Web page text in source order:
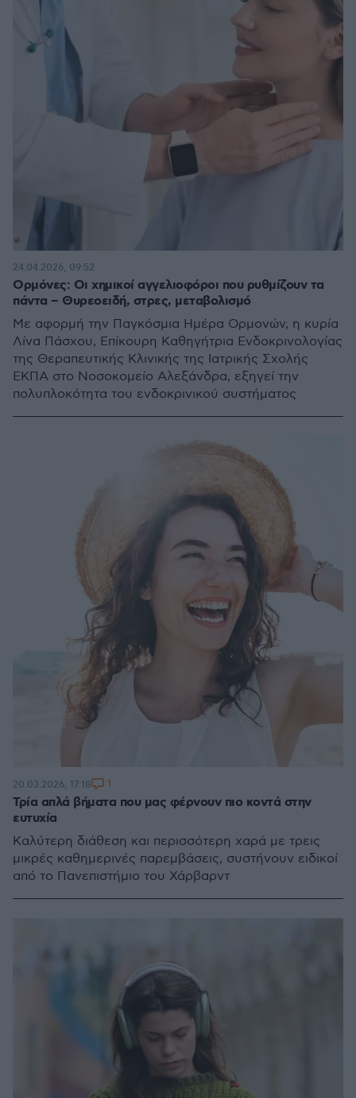
Ορμόνες: Οι χημικοί αγγελιοφόροι που ρυθμίζουν τα
πάντα – Θυρεοειδή, στρες, μεταβολισμό
Με αφορμή την Παγκόσμια Ημέρα Ορμονών, η κυρία
Λίνα Πάσχου, Επίκουρη Καθηγήτρια Ενδοκρινολογίας
της Θεραπευτικής Κλινικής της Ιατρικής Σχολής
ΕΚΠΑ στο Νοσοκομείο Αλεξάνδρα, εξηγεί την
πολυπλοκότητα του ενδοκρινικού συστήματος
24.04.2026, 09:52
Τρία απλά βήματα που μας φέρνουν πιο κοντά στην
ευτυχία
Καλύτερη διάθεση και περισσότερη χαρά με τρεις
μικρές καθημερινές παρεμβάσεις, συστήνουν ειδικοί
από το Πανεπιστήμιο του Χάρβαρντ
20.03.2026, 17:18 1